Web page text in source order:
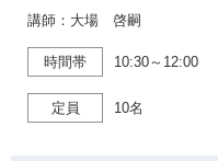
講師：大場 啓嗣
時間帯 10:30～12:00
定員 10名